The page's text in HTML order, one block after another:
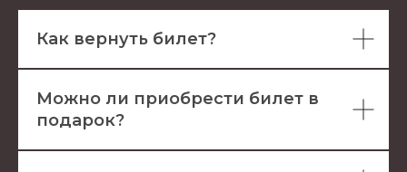
Как вернуть билет?
Можно ли приобрести билет в
подарок?